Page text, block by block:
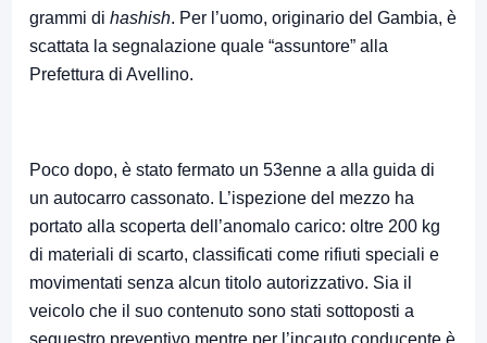
grammi di hashish. Per l’uomo, originario del Gambia, è
scattata la segnalazione quale “assuntore” alla
Prefettura di Avellino.
Poco dopo, è stato fermato un 53enne a alla guida di
un autocarro cassonato. L’ispezione del mezzo ha
portato alla scoperta dell’anomalo carico: oltre 200 kg
di materiali di scarto, classificati come rifiuti speciali e
movimentati senza alcun titolo autorizzativo. Sia il
veicolo che il suo contenuto sono stati sottoposti a
sequestro preventivo mentre per l’incauto conducente è